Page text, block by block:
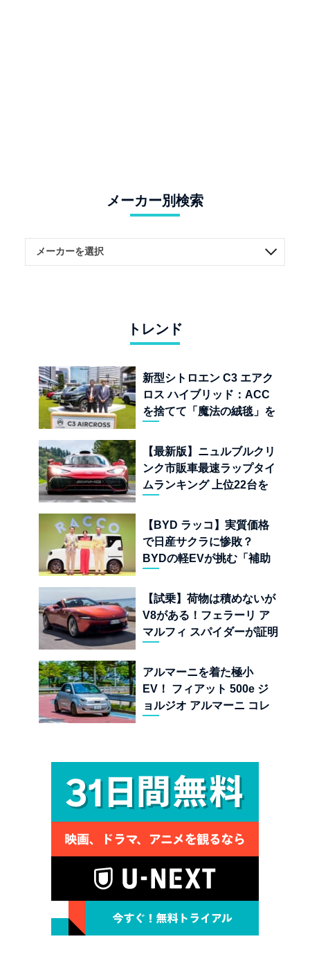
メーカー別検索
トレンド
新型シトロエン C3 エアク
ロス ハイブリッド：ACC
を捨てて「魔法の絨毯」を
児
【最新版】ニュルブルクリ
ンク市販車最速ラップタイ
ムランキング 上位22台を
【BYD ラッコ】実質価格
で日産サクラに惨敗？
BYDの軽EVが挑む「補助
界
【試乗】荷物は積めないが
V8がある！フェラーリ ア
マルフィ スパイダーが証明
ーの至福
アルマーニを着た極小
EV！ フィアット 500e ジ
ョルジオ アルマーニ コレ